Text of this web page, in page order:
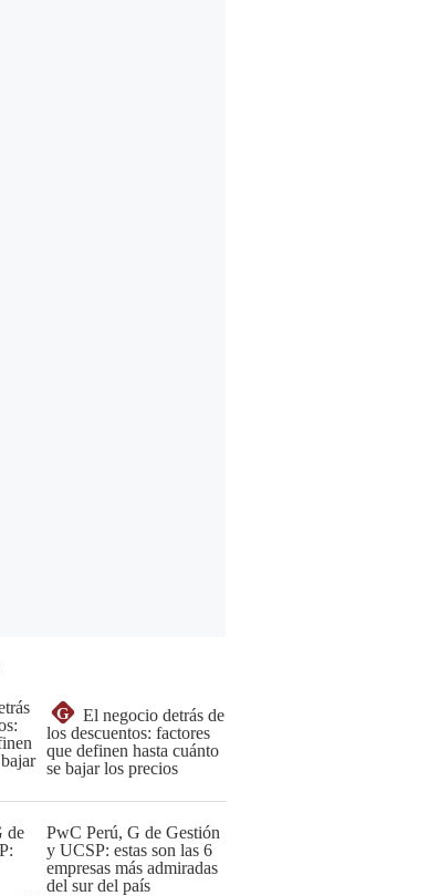
G
El negocio detrás de
los descuentos: factores
que definen hasta cuánto
se bajar los precios
PwC Perú, G de Gestión
y UCSP: estas son las 6
empresas más admiradas
del sur del país